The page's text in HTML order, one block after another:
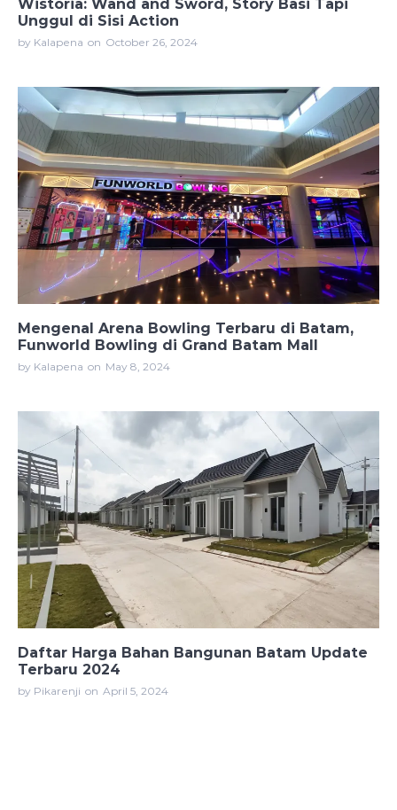
Wistoria: Wand and Sword, Story Basi Tapi
Unggul di Sisi Action
by Kalapena on October 26, 2024
Mengenal Arena Bowling Terbaru di Batam,
Funworld Bowling di Grand Batam Mall
by Kalapena on May 8, 2024
Daftar Harga Bahan Bangunan Batam Update
Terbaru 2024
by Pikarenji on April 5, 2024